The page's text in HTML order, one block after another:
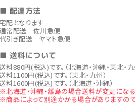
■ 配達方法
宅配となります
通常配送 佐川急便
代引き配送 ヤマト急便
■ 送料について
送料880円(税込)です。（北海道・沖縄・東北・
送料1100円(税込)です。（東北・九州）
送料1600円(税込)です。（北海道・沖縄）
※北海道・沖縄・離島の場合送料が変更になる
※商品によって別途かかる場合がありますので